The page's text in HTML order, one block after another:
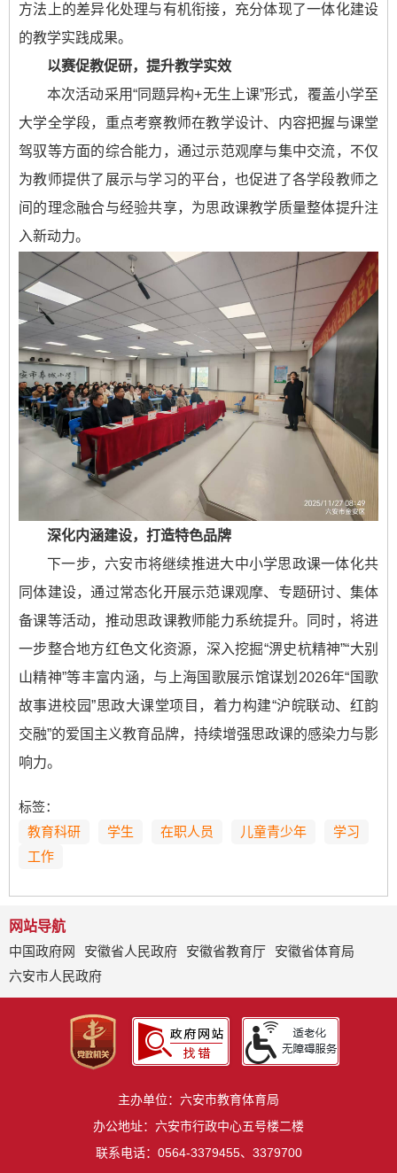
方法上的差异化处理与有机衔接，充分体现了一体化建设
的教学实践成果。
以赛促教促研，提升教学实效
本次活动采用“同题异构+无生上课”形式，覆盖小学至
大学全学段，重点考察教师在教学设计、内容把握与课堂
驾驭等方面的综合能力，通过示范观摩与集中交流，不仅
为教师提供了展示与学习的平台，也促进了各学段教师之
间的理念融合与经验共享，为思政课教学质量整体提升注
入新动力。
深化内涵建设，打造特色品牌
下一步，六安市将继续推进大中小学思政课一体化共
同体建设，通过常态化开展示范课观摩、专题研讨、集体
备课等活动，推动思政课教师能力系统提升。同时，将进
一步整合地方红色文化资源，深入挖掘“淠史杭精神”“大别
山精神”等丰富内涵，与上海国歌展示馆谋划2026年“国歌
故事进校园”思政大课堂项目，着力构建“沪皖联动、红韵
交融”的爱国主义教育品牌，持续增强思政课的感染力与影
响力。
标签：
教育科研
学生 在职人员 儿童青少年
学习
工作
网站导航
中国政府网
安徽省人民政府 安徽省教育厅
安徽省体育局
六安市人民政府
主办单位：六安市教育体育局
办公地址：六安市行政中心五号楼二楼
联系电话：0564-3379455、3379700